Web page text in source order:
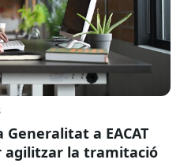
a EACAT
agilitzar la tramitació